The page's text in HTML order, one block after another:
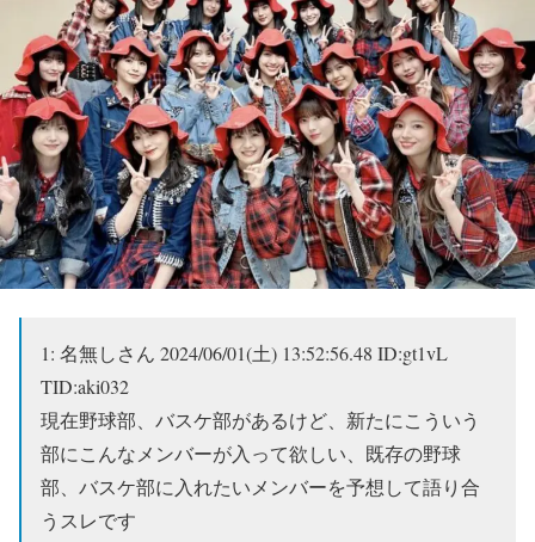
1: 名無しさん 2024/06/01(土) 13:52:56.48 ID:gt1vL
TID:aki032
現在野球部、バスケ部があるけど、新たにこういう
部にこんなメンバーが入って欲しい、既存の野球
部、バスケ部に入れたいメンバーを予想して語り合
うスレです